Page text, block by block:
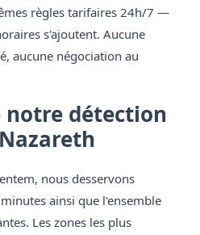
règles tarifaires 24h/7 —
s'ajoutent. Aucune
aucune négociation au
détection
nous desservons
ainsi que l'ensemble
Les zones les plus